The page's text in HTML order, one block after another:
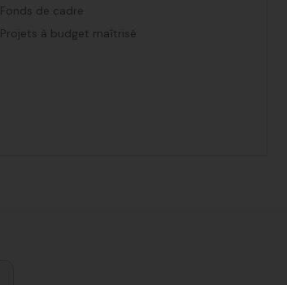
Fonds de cadre
Projets à budget maîtrisé